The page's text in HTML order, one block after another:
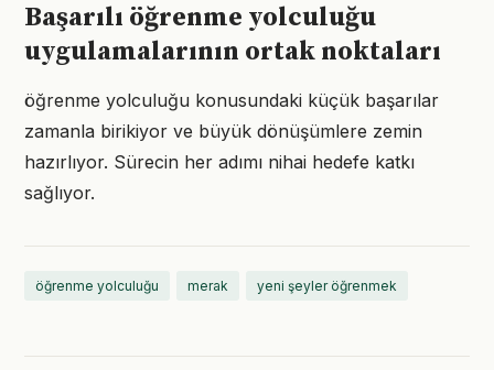
Başarılı öğrenme yolculuğu
uygulamalarının ortak noktaları
öğrenme yolculuğu konusundaki küçük başarılar
zamanla birikiyor ve büyük dönüşümlere zemin
hazırlıyor. Sürecin her adımı nihai hedefe katkı
sağlıyor.
öğrenme yolculuğu merak yeni şeyler öğrenmek